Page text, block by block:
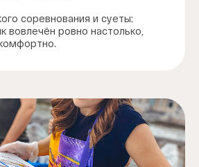
соревнования и суеты;
вовлечён ровно настолько,